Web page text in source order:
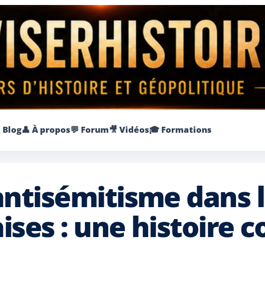
Blog👤 À propos💬 Forum🎥 Vidéos🎓 Formations
dans
: une histoire